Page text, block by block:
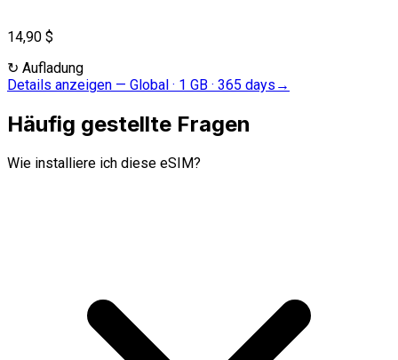
14,90 $
↻ Aufladung
Details anzeigen — Global · 1 GB · 365 days →
Häufig gestellte Fragen
Wie installiere ich diese eSIM?